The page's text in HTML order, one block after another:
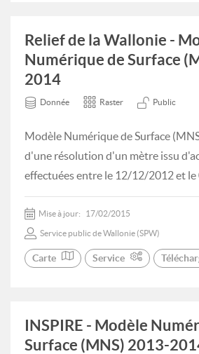
Relief de la Wallonie -
Numérique de Surface
2014
Donnée Raster Public
Modèle Numérique de Surface
d'une résolution d'un mètre issu
effectuées entre le 12/12/2012 et
Mise à jour: 17/02/2015
Service public de Wallonie (SPW)
Carte Service
INSPIRE - Modèle
Surface (MNS) 2013-